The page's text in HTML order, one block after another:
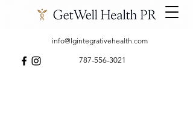
787-556-3021
info@lgintegrativehealth.com